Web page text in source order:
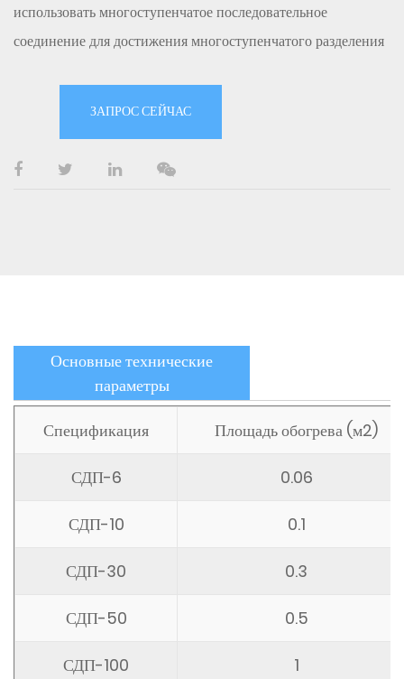
использовать многоступенчатое последовательное
соединение для достижения многоступенчатого разделения
зародышей пшеницы, масло агарового дерева, масло
стеариновая кислота, ланолин.
Нефтехимическая промышленность: минеральное масло,
синтетические смазочные материалы, органические
ЗАПРОС СЕЙЧАС
Основные технические
параметры
Спецификация
Площадь обогрева (м2)
СДП-6 0.06
СДП-10 0.1
СДП-30 0.3
СДП-50 0.5
СДП-100 1